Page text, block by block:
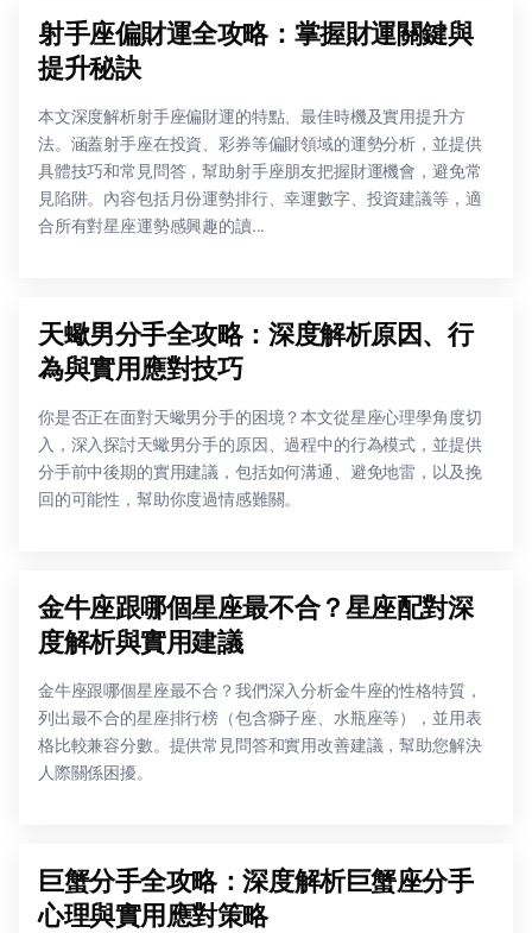
射手座偏財運全攻略：掌握財運關鍵與
提升秘訣
本文深度解析射手座偏財運的特點、最佳時機及實用提升方
法。涵蓋射手座在投資、彩券等偏財領域的運勢分析，並提供
具體技巧和常見問答，幫助射手座朋友把握財運機會，避免常
見陷阱。內容包括月份運勢排行、幸運數字、投資建議等，適
合所有對星座運勢感興趣的讀...
天蠍男分手全攻略：深度解析原因、行
為與實用應對技巧
你是否正在面對天蠍男分手的困境？本文從星座心理學角度切
入，深入探討天蠍男分手的原因、過程中的行為模式，並提供
分手前中後期的實用建議，包括如何溝通、避免地雷，以及挽
回的可能性，幫助你度過情感難關。
金牛座跟哪個星座最不合？星座配對深
度解析與實用建議
金牛座跟哪個星座最不合？我們深入分析金牛座的性格特質，
列出最不合的星座排行榜（包含獅子座、水瓶座等），並用表
格比較兼容分數。提供常見問答和實用改善建議，幫助您解決
人際關係困擾。
巨蟹分手全攻略：深度解析巨蟹座分手
心理與實用應對策略